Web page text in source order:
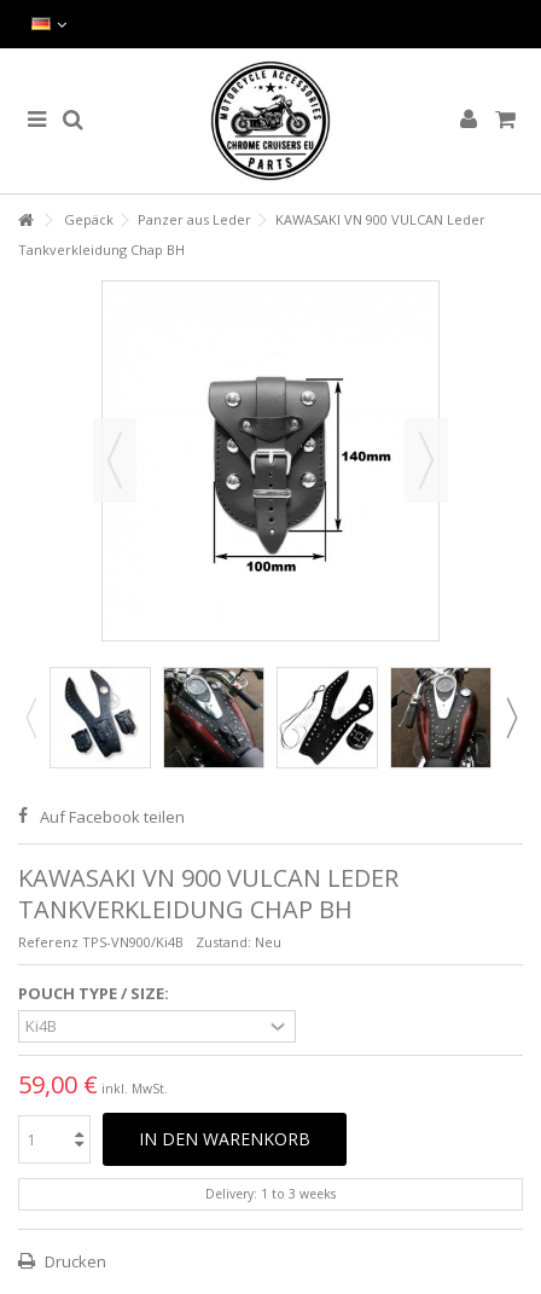
Gepäck Panzer aus Leder
KAWASAKI VN 900 VULCAN Leder
Tankverkleidung Chap BH
Auf Facebook teilen
KAWASAKI VN 900 VULCAN LEDER
TANKVERKLEIDUNG CHAP BH
Referenz TPS-VN900/Ki4B Zustand: Neu
POUCH TYPE / SIZE:
59,00 € inkl. MwSt.
IN DEN WARENKORB
Delivery: 1 to 3 weeks
Drucken